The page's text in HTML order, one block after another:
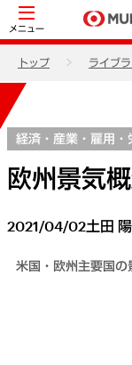
メニュー
トップ ライブラ
経済・産業・雇用・
欧州景気
2021/04/02土田
米国・欧州主要国の